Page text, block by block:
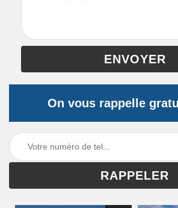
On vous rappelle